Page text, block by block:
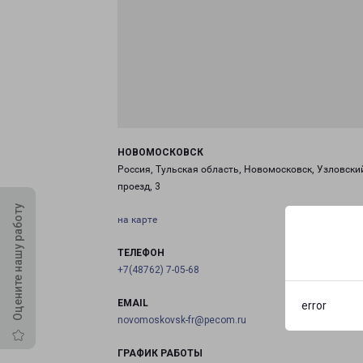
error
Оцените нашу работу
НОВОМОСКОВСК
Россия, Тульская область, Новомосковск,
проезд, 3
на карте
ТЕЛЕФОН
+7(48762) 7-05-68
EMAIL
novomoskovsk-fr@pecom.ru
ГРАФИК РАБОТЫ